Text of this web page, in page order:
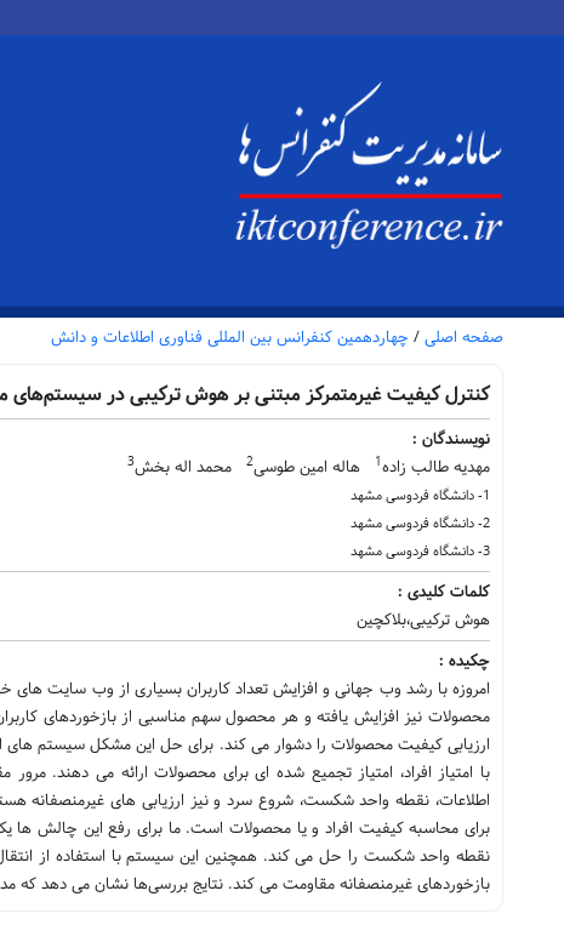
صفحه اصلی / چهاردهمین کنفرانس بین المللی فناوری اطلاعات و دانش
کنترل کیفیت غیرمتمرکز مبتنی بر هوش ترکیبی در سیستم‌های
نویسندگان :
مهدیه طالب زاده1 هاله امین طوسی2 محمد اله بخش3
1- دانشگاه فردوسی مشهد
2- دانشگاه فردوسی مشهد
3- دانشگاه فردوسی مشهد
کلمات کلیدی :
هوش ترکیبی،بلاکچین
چکیده :
امروزه با رشد وب جهانی و افزایش تعداد کاربران بسیاری از وب سایت های
محصولات نیز افزایش یافته و هر محصول سهم مناسبی از بازخوردهای
ارزیابی کیفیت محصولات را دشوار می کند. برای حل این مشکل سیستم های
با امتیاز افراد، امتیاز تجمیع شده ای برای محصولات ارائه می
اطلاعات، نقطه واحد شکست، شروع سرد و نیز ارزیابی های غیرمنصفانه
برای محاسبه کیفیت افراد و یا محصولات است. ما برای رفع این چالش ها
نقطه واحد شکست را حل می کند. همچنین این سیستم با استفاده از
بازخوردهای غیرمنصفانه مقاومت می کند. نتایج بررسی‌ها نشان می دهد که